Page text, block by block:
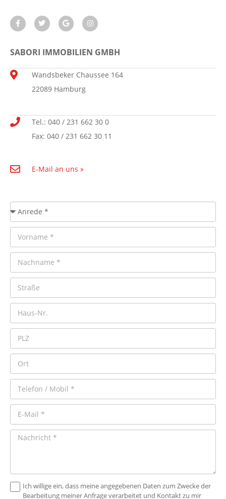
SABORI IMMOBILIEN GMBH
Wandsbeker Chaussee 164
22089 Hamburg
Tel.: 040 / 231 662 30 0
Fax: 040 / 231 662 30 11
E-Mail an uns »
Ich willige ein, dass meine angegebenen Daten zum Zwecke der
Bearbeitung meiner Anfrage verarbeitet und Kontakt zu mir